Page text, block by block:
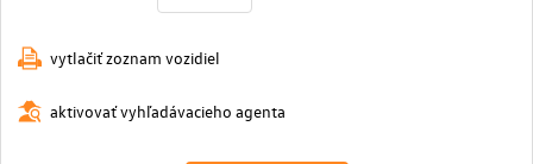
vytlačiť zoznam vozidiel
aktivovať vyhľadávacieho agenta